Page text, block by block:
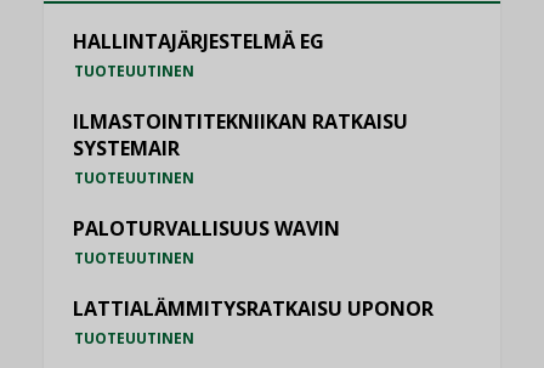
HALLINTAJÄRJESTELMÄ EG
TUOTEUUTINEN
ILMASTOINTITEKNIIKAN RATKAISU
SYSTEMAIR
TUOTEUUTINEN
PALOTURVALLISUUS WAVIN
TUOTEUUTINEN
LATTIALÄMMITYSRATKAISU UPONOR
TUOTEUUTINEN